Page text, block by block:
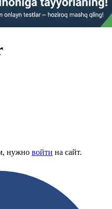
нужно войти на сайт.